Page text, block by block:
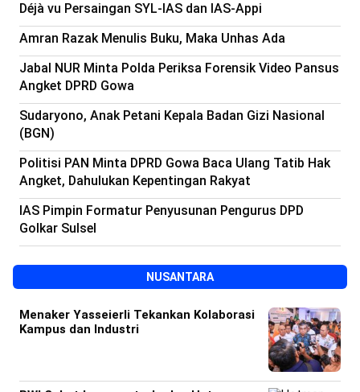
©
Copyright
2026
Beranda
Indonesia
All
Right
Reserved
Déjà vu Persaingan SYL-IAS dan IAS-Appi
Amran Razak Menulis Buku, Maka Unhas Ada
Jabal NUR Minta Polda Periksa Forensik Video Pansus
Angket DPRD Gowa
Sudaryono, Anak Petani Kepala Badan Gizi Nasional
(BGN)
Politisi PAN Minta DPRD Gowa Baca Ulang Tatib Hak
Angket, Dahulukan Kepentingan Rakyat
IAS Pimpin Formatur Penyusunan Pengurus DPD
Golkar Sulsel
NUSANTARA
Menaker Yasseierli Tekankan Kolaborasi
Kampus dan Industri